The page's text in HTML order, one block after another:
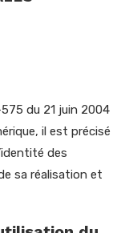
du 21 juin 2004
il est précisé
des
sa réalisation et